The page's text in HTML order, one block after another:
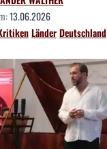
13.06.2026
LänderDeutschland